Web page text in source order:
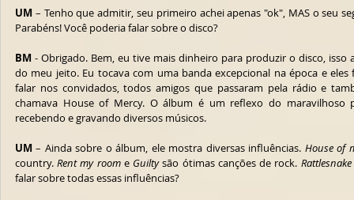
UM – Tenho que admitir, seu primeiro achei apenas "ok", MAS o seu
Parabéns! Você poderia falar sobre o disco?
BM - Obrigado. Bem, eu tive mais dinheiro para produzir o disco,
do meu jeito. Eu tocava com uma banda excepcional na época e
falar nos convidados, todos amigos que passaram pela rádio e
chamava House of Mercy. O álbum é um reflexo do maravilhoso
recebendo e gravando diversos músicos.
UM – Ainda sobre o álbum, ele mostra diversas influências. House of
country. Rent my room e Guilty são ótimas canções de rock. Rattlesnake
falar sobre todas essas influências?